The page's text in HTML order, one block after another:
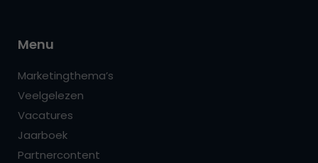
Menu
Marketingthema’s
Veelgelezen
Vacatures
Jaarboek
Partnercontent